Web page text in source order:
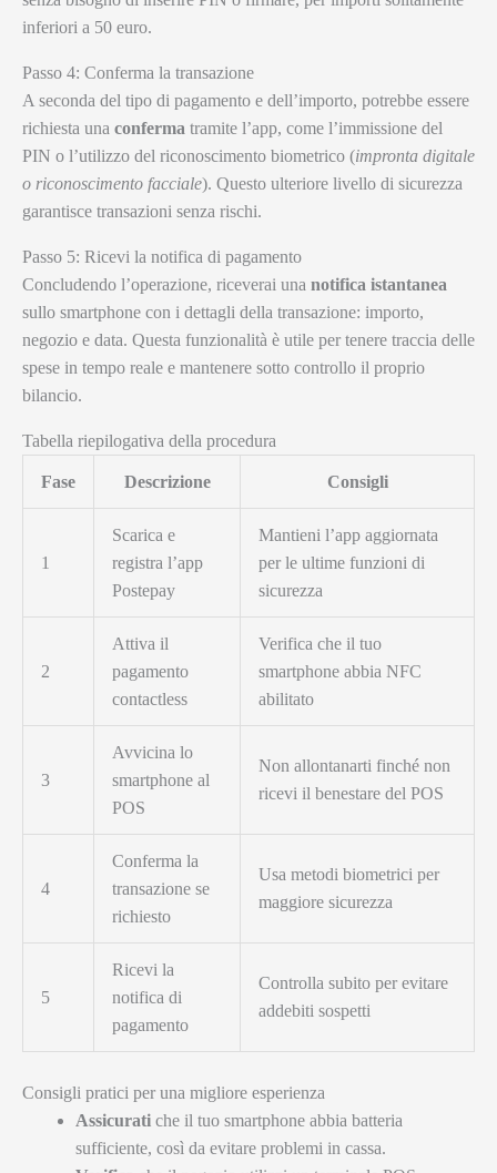
inferiori a 50 euro.
Passo 4: Conferma la transazione
A seconda del tipo di pagamento e dell’importo, potrebbe essere
richiesta una conferma tramite l’app, come l’immissione del
PIN o l’utilizzo del riconoscimento biometrico (impronta digitale
o riconoscimento facciale). Questo ulteriore livello di sicurezza
garantisce transazioni senza rischi.
Passo 5: Ricevi la notifica di pagamento
Concludendo l’operazione, riceverai una notifica istantanea
sullo smartphone con i dettagli della transazione: importo,
negozio e data. Questa funzionalità è utile per tenere traccia delle
spese in tempo reale e mantenere sotto controllo il proprio
bilancio.
Tabella riepilogativa della procedura
Fase Descrizione Consigli
1
Scarica e
registra l’app
Postepay
Mantieni l’app aggiornata
per le ultime funzioni di
sicurezza
2
Attiva il
pagamento
contactless
Verifica che il tuo
smartphone abbia NFC
abilitato
3
Avvicina lo
smartphone al
POS
Non allontanarti finché non
ricevi il benestare del POS
4
Conferma la
transazione se
richiesto
Usa metodi biometrici per
maggiore sicurezza
5
Ricevi la
notifica di
pagamento
Controlla subito per evitare
addebiti sospetti
Consigli pratici per una migliore esperienza
Assicurati che il tuo smartphone abbia batteria
sufficiente, così da evitare problemi in cassa.